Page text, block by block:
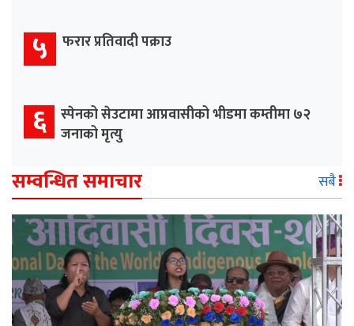
५ फरार प्रतिवादी पक्राउ
६ स्पेनको सेउटामा आप्रवासीको भीडमा कम्तीमा ७२
जनाको मृत्यु
सम्वन्धित समाचार सबै